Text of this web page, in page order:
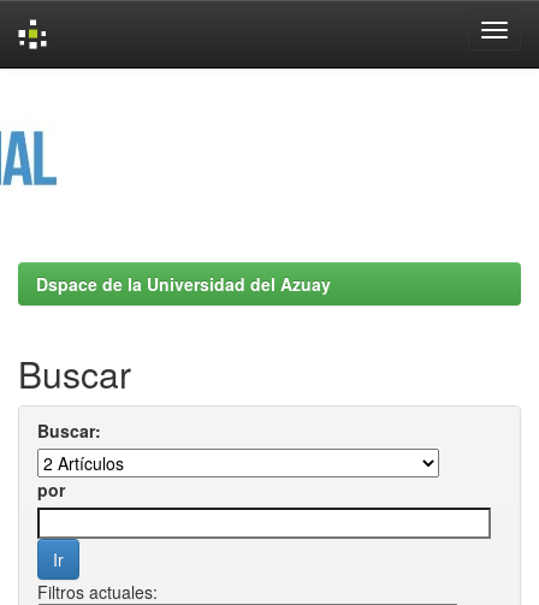
Dspace de la Universidad del Azuay
Buscar
Buscar:
por
Filtros actuales: